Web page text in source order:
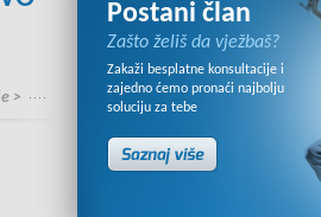
>
Postani član
Zašto želiš da vježbaš?
Zakaži besplatne konsultacije i
zajedno ćemo pronaći najbolju
soluciju za tebe